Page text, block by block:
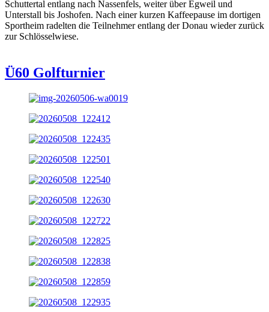
Schuttertal entlang nach Nassenfels, weiter über Egweil und
Unterstall bis Joshofen. Nach einer kurzen Kaffeepause im dortigen
Sportheim radelten die Teilnehmer entlang der Donau wieder zurück
zur Schlösselwiese.
Ü60 Golfturnier